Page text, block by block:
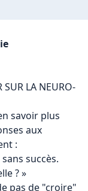
SUR LA NEURO-
savoir plus
aux
:
sans succès.
? »
pas de "croire"